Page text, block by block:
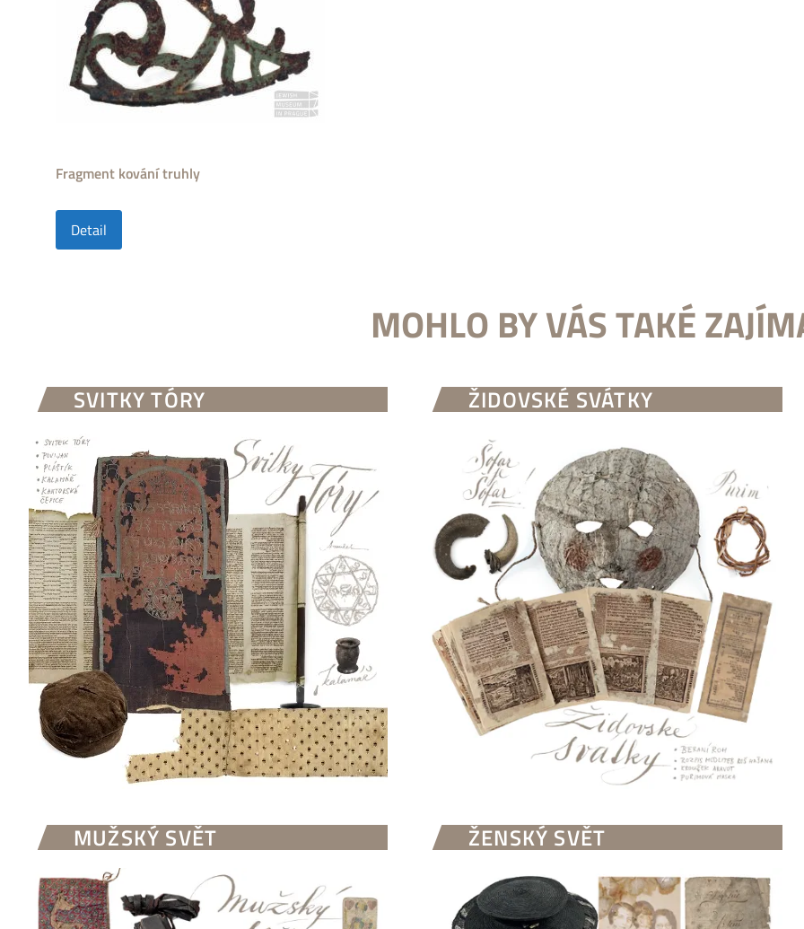
Fragment kování truhly
Detail
MOHLO BY VÁS TAKÉ
SVITKY TÓRY ŽIDOVSKÉ SVÁTKY
MUŽSKÝ SVĚT ŽENSKÝ SVĚT